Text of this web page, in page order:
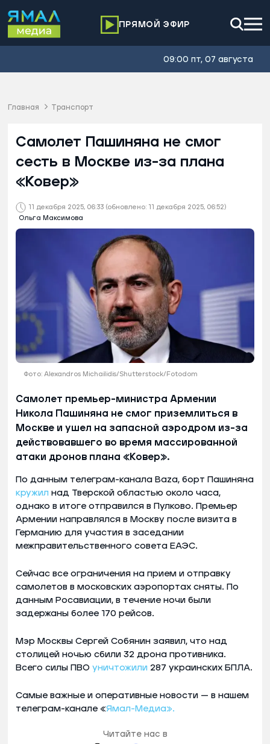
ПРЯМОЙ ЭФИР
09:00 пт, 07 августа
Главная Транспорт
11 декабря 2025, 06:33 (обновлено: 11 декабря 2025, 06:52)
Ольга Максимова
Самолет Пашиняна не смог
сесть в Москве из-за плана
«Ковер»
Фото: Alexandros Michailidis/Shutterstock/Fotodom
Самолет премьер-министра Армении
Никола Пашиняна не смог приземлиться в
Москве и ушел на запасной аэродром из-за
действовавшего во время массированной
атаки дронов плана «Ковер».
По данным телеграм-канала Baza, борт Пашиняна
кружил над Тверской областью около часа,
однако в итоге отправился в Пулково. Премьер
Армении направлялся в Москву после визита в
Германию для участия в заседании
межправительственного совета ЕАЭС.
Сейчас все ограничения на прием и отправку
самолетов в московских аэропортах сняты. По
данным Росавиации, в течение ночи были
задержаны более 170 рейсов.
Мэр Москвы Сергей Собянин заявил, что над
столицей ночью сбили 32 дрона противника.
Всего силы ПВО уничтожили 287 украинских БПЛА.
Самые важные и оперативные новости — в нашем
телеграм-канале «Ямал-Медиа».
Читайте нас в